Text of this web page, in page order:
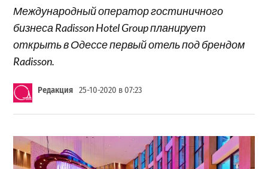
Международный оператор гостиничного
бизнеса Radisson Hotel Group планирует
открыть в Одессе первый отель под брендом
Radisson.
Редакция 25-10-2020 в 07:23